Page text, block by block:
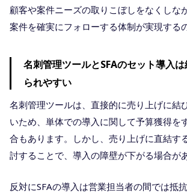
顧客や案件ニーズの取りこぼしをなくしな
案件を確実にフォローする体制が実現する
名刺管理ツールとSFAのセット導入
られやすい
名刺管理ツールは、直接的に売り上げに結
いため、単体での導入に関して予算獲得を
合もあります。しかし、売り上げに直結す
討することで、導入の障壁が下がる場合が
反対にSFAの導入は営業担当者の間では抵